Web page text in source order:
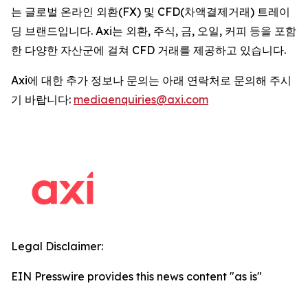
는 글로벌 온라인 외환(FX) 및 CFD(차액결제거래) 트레이
딩 브랜드입니다. Axi는 외환, 주식, 금, 오일, 커피 등을 포함
한 다양한 자산군에 걸쳐 CFD 거래를 제공하고 있습니다.
Axi에 대한 추가 정보나 문의는 아래 연락처로 문의해 주시
기 바랍니다: mediaenquiries@axi.com
Legal Disclaimer:
EIN Presswire provides this news content "as is"